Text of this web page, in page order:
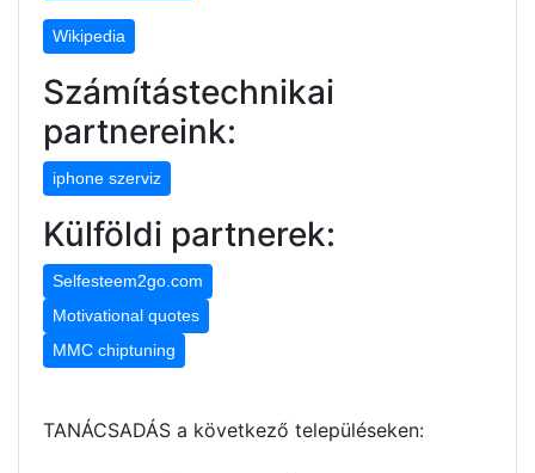
Wikipedia
Számítástechnikai
partnereink:
iphone szerviz
Külföldi partnerek:
Selfesteem2go.com
Motivational quotes
MMC chiptuning
TANÁCSADÁS a következő településeken: